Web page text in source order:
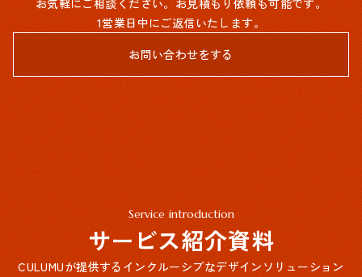
お気軽にご相談ください。お見積もり依頼も可能です。
1営業日中にご返信いたします。
お問い合わせをする
Service introduction
サービス紹介資料
CULUMUが提供するインクルーシブなデザインソリューション